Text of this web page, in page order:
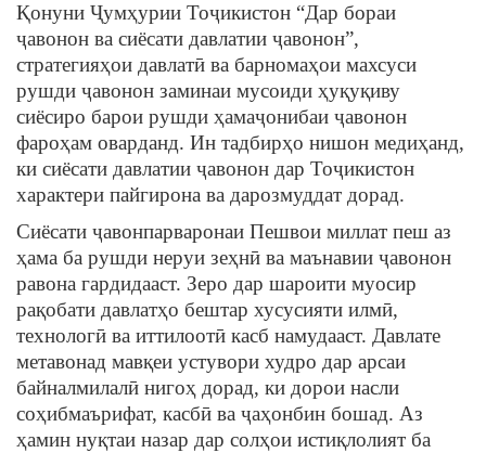
Қонуни Ҷумҳурии Тоҷикистон “Дар бораи
ҷавонон ва сиёсати давлатии ҷавонон”,
стратегияҳои давлатӣ ва барномаҳои махсуси
рушди ҷавонон заминаи мусоиди ҳуқуқиву
сиёсиро барои рушди ҳамаҷонибаи ҷавонон
фароҳам оварданд. Ин тадбирҳо нишон медиҳанд,
ки сиёсати давлатии ҷавонон дар Тоҷикистон
характери пайгирона ва дарозмуддат дорад.
Сиёсати ҷавонпарваронаи Пешвои миллат пеш аз
ҳама ба рушди неруи зеҳнӣ ва маънавии ҷавонон
равона гардидааст. Зеро дар шароити муосир
рақобати давлатҳо бештар хусусияти илмӣ,
технологӣ ва иттилоотӣ касб намудааст. Давлате
метавонад мавқеи устувори худро дар арсаи
байналмилалӣ нигоҳ дорад, ки дорои насли
соҳибмаърифат, касбӣ ва ҷаҳонбин бошад. Аз
ҳамин нуқтаи назар дар солҳои истиқлолият ба